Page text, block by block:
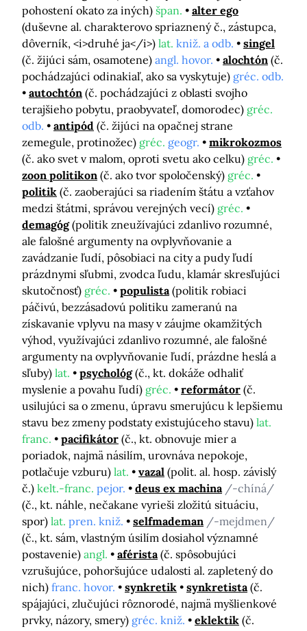
pohostení okato za iných) špan.
alter ego
(duševne al. charakterovo spriaznený č., zástupca,
dôverník, <i>druhé ja</i>) lat. kniž. a odb.
singel
(č. žijúci sám, osamotene) angl. hovor. alochtón (č.
pochádzajúci odinakiaľ, ako sa vyskytuje) gréc. odb.
autochtón (č. pochádzajúci z oblasti svojho
terajšieho pobytu, praobyvateľ, domorodec) gréc.
odb.
antipód (č. žijúci na opačnej strane
zemegule, protinožec) gréc. geogr.
mikrokozmos
(č. ako svet v malom, oproti svetu ako celku) gréc.
zoon politikon (č. ako tvor spoločenský) gréc.
politik (č. zaoberajúci sa riadením štátu a vzťahov
medzi štátmi, správou verejných vecí) gréc.
demagóg (politik zneužívajúci zdanlivo rozumné,
ale falošné argumenty na ovplyvňovanie a
zavádzanie ľudí, pôsobiaci na city a pudy ľudí
prázdnymi sľubmi, zvodca ľudu, klamár skresľujúci
skutočnosť) gréc. populista (politik robiaci
páčivú, bezzásadovú politiku zameranú na
získavanie vplyvu na masy v záujme okamžitých
výhod, využívajúci zdanlivo rozumné, ale falošné
argumenty na ovplyvňovanie ľudí, prázdne heslá a
sľuby) lat. psychológ (č., kt. dokáže odhaliť
myslenie a povahu ľudí) gréc. reformátor (č.
usilujúci sa o zmenu, úpravu smerujúcu k lepšiemu
stavu bez zmeny podstaty existujúceho stavu) lat.
franc.
pacifikátor (č., kt. obnovuje mier a
poriadok, najmä násilím, urovnáva nepokoje,
potlačuje vzburu) lat. vazal (polit. al. hosp. závislý
č.) kelt.-franc. pejor. deus ex machina /-chíná/
(č., kt. náhle, nečakane vyrieši zložitú situáciu,
spor) lat. pren. kniž. selfmademan /-mejdmen/
(č., kt. sám, vlastným úsilím dosiahol významné
postavenie) angl. aférista (č. spôsobujúci
vzrušujúce, pohoršujúce udalosti al. zapletený do
nich) franc. hovor. synkretik synkretista (č.
spájajúci, zlučujúci rôznorodé, najmä myšlienkové
prvky, názory, smery) gréc. kniž. eklektik (č.